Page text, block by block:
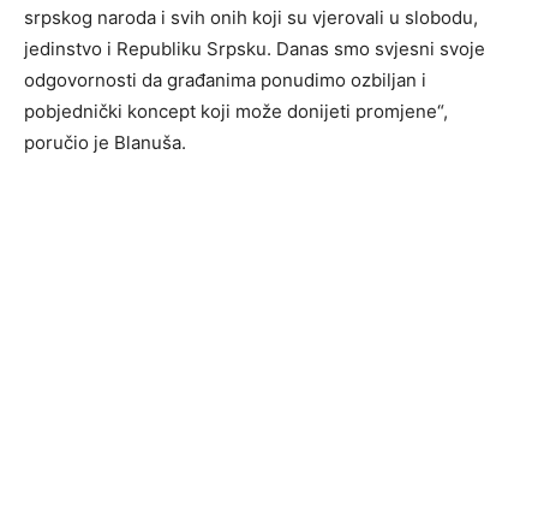
srpskog naroda i svih onih koji su vjerovali u slobodu,
jedinstvo i Republiku Srpsku. Danas smo svjesni svoje
odgovornosti da građanima ponudimo ozbiljan i
pobjednički koncept koji može donijeti promjene“,
poručio je Blanuša.